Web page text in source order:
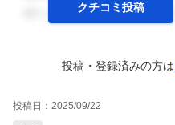
クチコミ投稿
投稿・登録済みの方は
投稿日： 2025/09/22